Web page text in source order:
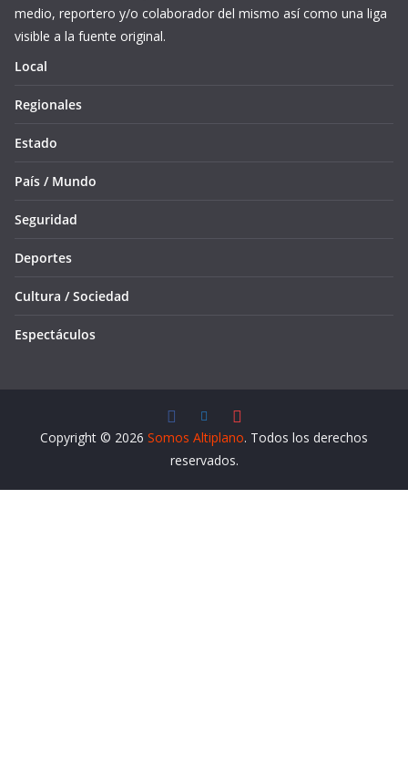
medio, reportero y/o colaborador del mismo así como una liga
visible a la fuente original.
Local
Regionales
Estado
País / Mundo
Seguridad
Deportes
Cultura / Sociedad
Espectáculos
Copyright © 2026 Somos Altiplano. Todos los derechos
reservados.